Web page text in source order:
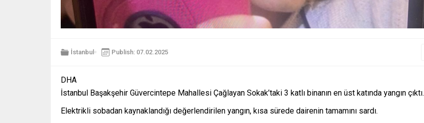
İstanbul Publish: 07.02.2025
DHA
İstanbul Başakşehir Güvercintepe Mahallesi Çağlayan Sokak’taki 3 katlı binanın en üst katında yangın çıktı.
Elektrikli sobadan kaynaklandığı değerlendirilen yangın, kısa sürede dairenin tamamını sardı.